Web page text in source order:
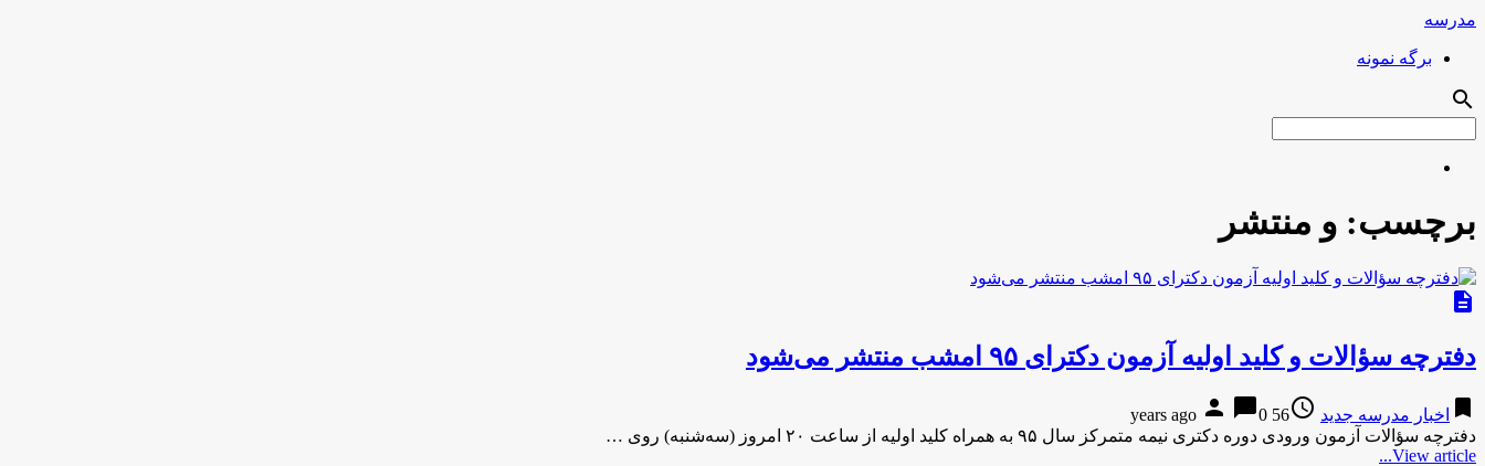
مدرسه
برگه نمونه
search
برچسب: و منتشر
description
دفترچه سؤالات و کلید اولیه آزمون دکترای ۹۵ امشب منتشر می‌شود
bookmark اخبار مدرسه جدید access_time
56 years ago
person chat_bubble0
دفترچه سؤالات آزمون ورودی دوره دکتری نیمه متمرکز سال ۹۵ به همراه کلید اولیه از ساعت ۲۰ امروز (سه‌شنبه) روی …
View article...